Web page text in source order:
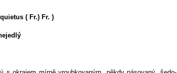
( Fr.) Fr. )